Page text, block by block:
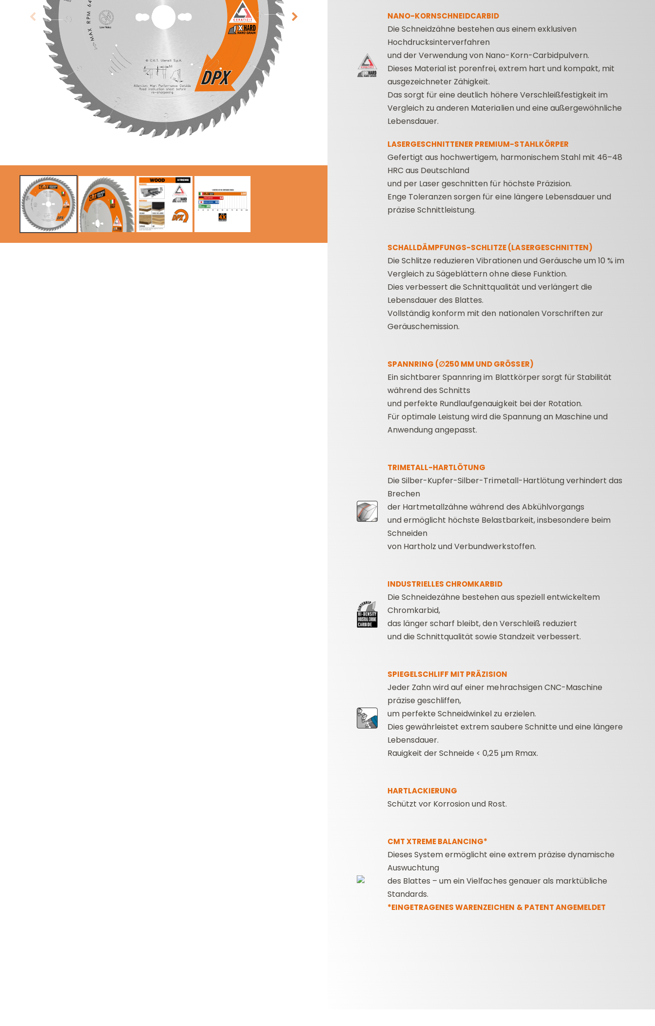
KREISSÄGEBLÄTTER
CMT CONTRACTOR
TOOLS® - ITK PLUS®
MESSERKÖPFE UND
MESSER/WENDEPLATTEN
OBERFRÄSEN
FRÄSERSETS
CONTRACTOR
FRÄSER FÜR
DÜBELBOHRER
NANO-KORNSCHNEIDCARBID
Die Schneidzähne bestehen aus einem exklusiven
Hochdrucksinterverfahren
und der Verwendung von Nano-Korn-Carbidpulvern.
Dieses Material ist porenfrei, extrem hart und kompakt, mit
ausgezeichneter Zähigkeit.
Das sorgt für eine deutlich höhere Verschleißfestigkeit im
Vergleich zu anderen Materialien und eine außergewöhnliche
Lebensdauer.
LASERGESCHNITTENER PREMIUM-STAHLKÖRPER
Gefertigt aus hochwertigem, harmonischem Stahl mit 46–48
HRC aus Deutschland
und per Laser geschnitten für höchste Präzision.
Enge Toleranzen sorgen für eine längere Lebensdauer und
präzise Schnittleistung.
SCHALLDÄMPFUNGS-SCHLITZE (LASERGESCHNITTEN)
Die Schlitze reduzieren Vibrationen und Geräusche um 10 % im
Vergleich zu Sägeblättern ohne diese Funktion.
Dies verbessert die Schnittqualität und verlängert die
Lebensdauer des Blattes.
Vollständig konform mit den nationalen Vorschriften zur
Geräuschemission.
SPANNRING (∅250 MM UND GRÖSSER)
Ein sichtbarer Spannring im Blattkörper sorgt für Stabilität
während des Schnitts
und perfekte Rundlaufgenauigkeit bei der Rotation.
Für optimale Leistung wird die Spannung an Maschine und
Anwendung angepasst.
TRIMETALL-HARTLÖTUNG
Die Silber-Kupfer-Silber-Trimetall-Hartlötung verhindert das
Brechen
der Hartmetallzähne während des Abkühlvorgangs
und ermöglicht höchste Belastbarkeit, insbesondere beim
Schneiden
von Hartholz und Verbundwerkstoffen.
INDUSTRIELLES CHROMKARBID
Die Schneidezähne bestehen aus speziell entwickeltem
Chromkarbid,
das länger scharf bleibt, den Verschleiß reduziert
und die Schnittqualität sowie Standzeit verbessert.
SPIEGELSCHLIFF MIT PRÄZISION
Jeder Zahn wird auf einer mehrachsigen CNC-Maschine
präzise geschliffen,
um perfekte Schneidwinkel zu erzielen.
Dies gewährleistet extrem saubere Schnitte und eine längere
Lebensdauer.
Rauigkeit der Schneide < 0,25 µm Rmax.
HARTLACKIERUNG
Schützt vor Korrosion und Rost.
CMT XTREME BALANCING*
Dieses System ermöglicht eine extrem präzise dynamische
Auswuchtung
des Blattes – um ein Vielfaches genauer als marktübliche
Standards.
*EINGETRAGENES WARENZEICHEN & PATENT ANGEMELDET